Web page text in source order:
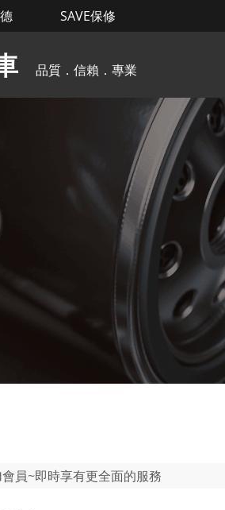
SAVE保修
品質．信賴．專業
員~即時享有更全面的服務